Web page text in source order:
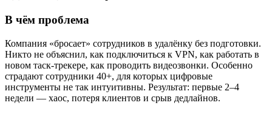
В чём проблема
Компания «бросает» сотрудников в удалёнку без подготовки.
Никто не объяснил, как подключиться к VPN, как работать в
новом таск-трекере, как проводить видеозвонки. Особенно
страдают сотрудники 40+, для которых цифровые
инструменты не так интуитивны. Результат: первые 2–4
недели — хаос, потеря клиентов и срыв дедлайнов.